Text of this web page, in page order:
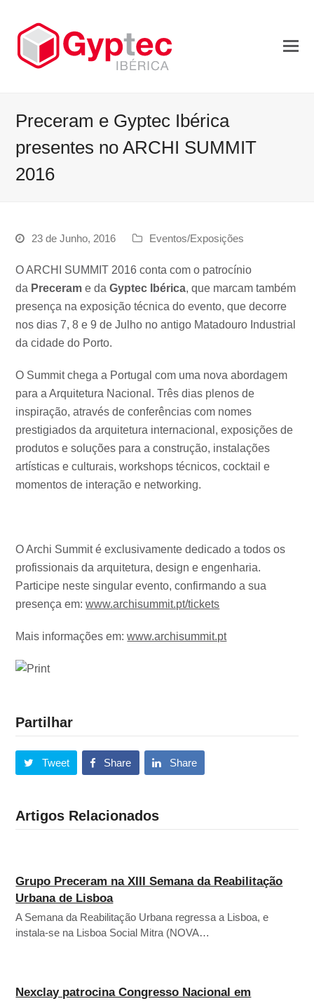
Preceram e Gyptec Ibérica
presentes no ARCHI SUMMIT
2016
23 de Junho, 2016 Eventos/Exposições
O ARCHI SUMMIT 2016 conta com o patrocínio
da Preceram e daGyptec Ibérica, que marcam também
presença na exposição técnica do evento, que decorre
nos dias 7, 8 e 9 de Julho no antigo Matadouro Industrial
da cidade do Porto.
O Summit chega a Portugal com uma nova abordagem
para a Arquitetura Nacional. Três dias plenos de
inspiração, através de conferências com nomes
prestigiados da arquitetura internacional, exposições de
produtos e soluções para a construção, instalações
artísticas e culturais, workshops técnicos, cocktail e
momentos de interação e networking.
O Archi Summit é exclusivamente dedicado a todos os
profissionais da arquitetura, design e engenharia.
Participe neste singular evento, confirmando a sua
presença em:www.archisummit.pt/tickets
Mais informações em:www.archisummit.pt
Partilhar
Tweet Share Share
Artigos Relacionados
Grupo Preceram na XIII Semana da Reabilitação
Urbana de Lisboa
A Semana da Reabilitação Urbana regressa a Lisboa, e
instala-se na Lisboa Social Mitra (NOVA…
Nexclay patrocina Congresso Nacional em